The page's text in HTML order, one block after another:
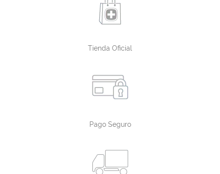
Tienda Oficial
Pago Seguro